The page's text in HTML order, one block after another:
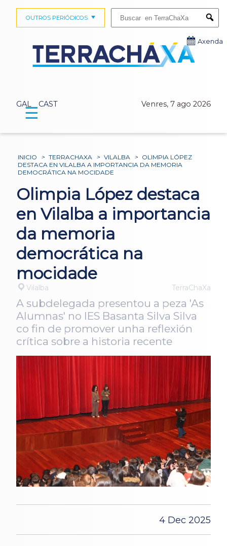
GAL CAST Venres, 7 ago 2026
OUTROS PERIÓDICOS
Axenda
☰
INICIO > TERRACHAXA > VILALBA > OLIMPIA LÓPEZ
DESTACA EN VILALBA A IMPORTANCIA DA MEMORIA
DEMOCRÁTICA NA MOCIDADE
Olimpia López destaca
en Vilalba a importancia
da memoria
democrática na
mocidade
Vilalba TerraChaXa
A subdelegada presentou a peza 'As
Alumnas' no IES Basanta Silva Silva
co fin de promover unha reflexión
crítica sobre a historia recente
4 Dec 2025